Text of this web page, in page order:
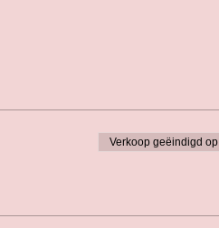
Verkoop geëindigd op